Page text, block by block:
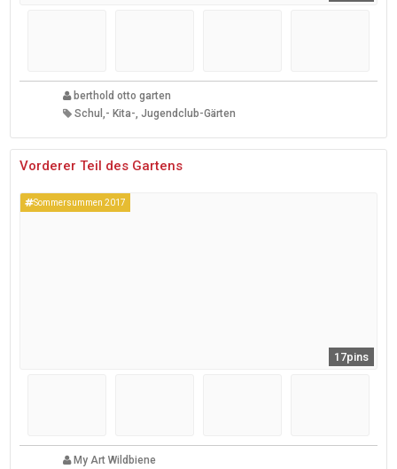
berthold otto garten
Schul,- Kita-, Jugendclub-Gärten
Vorderer Teil des Gartens
Sommersummen 2017
17pins
My Art Wildbiene